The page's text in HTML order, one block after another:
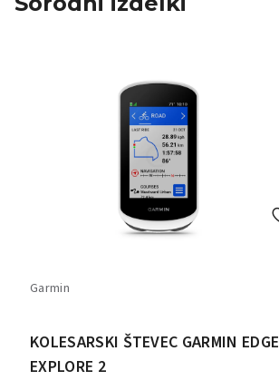
Garmin
KOLESARSKI ŠTEVEC GARMIN EDGE
EXPLORE 2